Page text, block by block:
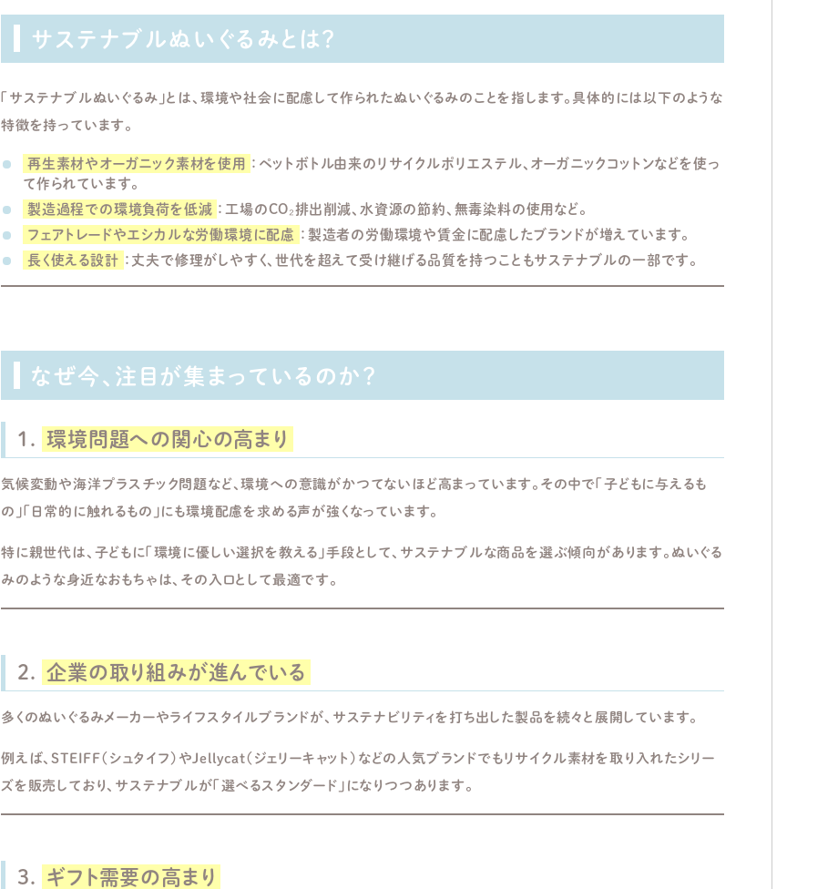
サステナブルぬいぐるみとは？
「サステナブルぬいぐるみ」とは、環境や社会に配慮して作られたぬいぐるみのことを指します。具体的には以下のような
特徴を持っています。
再生素材やオーガニック素材を使用
：ペットボトル由来のリサイクルポリエステル、オーガニックコットンなどを使っ
て作られています。
製造過程での環境負荷を低減 ：工場のCO₂排出削減、水資源の節約、無毒染料の使用など。
フェアトレードやエシカルな労働環境に配慮 ：製造者の労働環境や賃金に配慮したブランドが増えています。
長く使える設計 ：丈夫で修理がしやすく、世代を超えて受け継げる品質を持つこともサステナブルの一部です。
なぜ今、注目が集まっているのか？
1. 環境問題への関心の高まり
気候変動や海洋プラスチック問題など、環境への意識がかつてないほど高まっています。その中で「子どもに与えるも
の」「日常的に触れるもの」にも環境配慮を求める声が強くなっています。
特に親世代は、子どもに「環境に優しい選択を教える」手段として、サステナブルな商品を選ぶ傾向があります。ぬいぐる
みのような身近なおもちゃは、その入口として最適です。
2. 企業の取り組みが進んでいる
多くのぬいぐるみメーカーやライフスタイルブランドが、サステナビリティを打ち出した製品を続々と展開しています。
例えば、STEIFF（シュタイフ）やJellycat（ジェリーキャット）などの人気ブランドでもリサイクル素材を取り入れたシリー
ズを販売しており、サステナブルが「選べるスタンダード」になりつつあります。
3. ギフト需要の高まり